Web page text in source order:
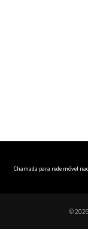
Chamada para rede móvel
©